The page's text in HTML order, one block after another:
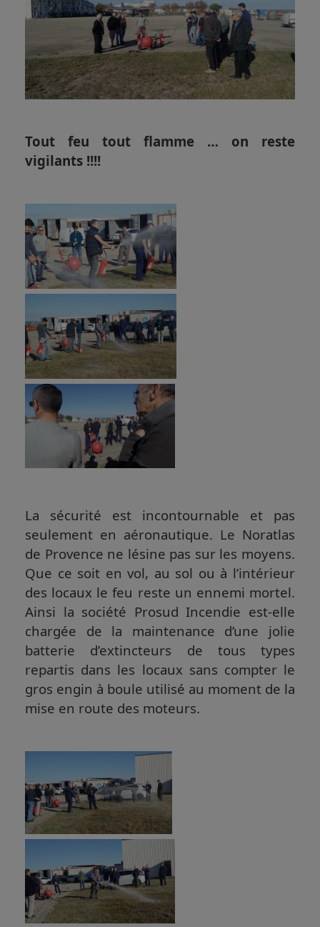
Tout feu tout flamme … on reste
vigilants !!!!
La sécurité est incontournable et pas
seulement en aéronautique. Le Noratlas
de Provence ne lésine pas sur les moyens.
Que ce soit en vol, au sol ou à l’intérieur
des locaux le feu reste un ennemi mortel.
Ainsi la société Prosud Incendie est-elle
chargée de la maintenance d’une jolie
batterie d’extincteurs de tous types
repartis dans les locaux sans compter le
gros engin à boule utilisé au moment de la
mise en route des moteurs.